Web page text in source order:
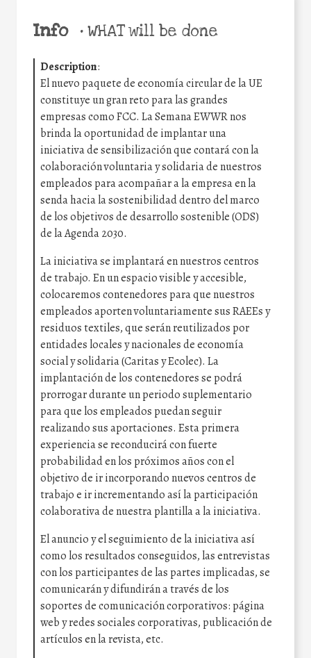
Info •WHAT will be done
Description:
El nuevo paquete de economía circular de la UE
constituye un gran reto para las grandes
empresas como FCC. La Semana EWWR nos
brinda la oportunidad de implantar una
iniciativa de sensibilización que contará con la
colaboración voluntaria y solidaria de nuestros
empleados para acompañar a la empresa en la
senda hacia la sostenibilidad dentro del marco
de los objetivos de desarrollo sostenible (ODS)
de la Agenda 2030.
La iniciativa se implantará en nuestros centros
de trabajo. En un espacio visible y accesible,
colocaremos contenedores para que nuestros
empleados aporten voluntariamente sus RAEEs y
residuos textiles, que serán reutilizados por
entidades locales y nacionales de economía
social y solidaria (Caritas y Ecolec). La
implantación de los contenedores se podrá
prorrogar durante un periodo suplementario
para que los empleados puedan seguir
realizando sus aportaciones. Esta primera
experiencia se reconducirá con fuerte
probabilidad en los próximos años con el
objetivo de ir incorporando nuevos centros de
trabajo e ir incrementando así la participación
colaborativa de nuestra plantilla a la iniciativa.
El anuncio y el seguimiento de la iniciativa así
como los resultados conseguidos, las entrevistas
con los participantes de las partes implicadas, se
comunicarán y difundirán a través de los
soportes de comunicación corporativos: página
web y redes sociales corporativas, publicación de
artículos en la revista, etc.